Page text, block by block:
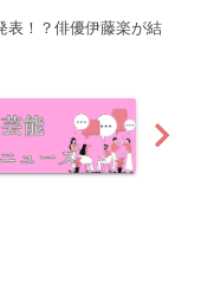
表！？俳優伊藤楽が結